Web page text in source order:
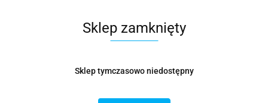
Sklep zamknięty
Sklep tymczasowo niedostępny